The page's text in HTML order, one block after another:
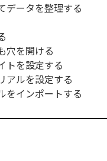
データを整理する
穴を開ける
トを設定する
アルを設定する
をインポートする